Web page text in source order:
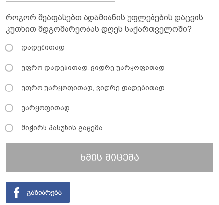
როგორ შეაფასებთ ადამიანის უფლებების დაცვის
კუთხით მდგომარეობას დღეს საქართველოში?
დადებითად
უფრო დადებითად, ვიდრე უარყოფითად
უფრო უარყოფითად, ვიდრე დადებითად
უარყოფითად
მიჭირს პასუხის გაცემა
ხმის მიცემა